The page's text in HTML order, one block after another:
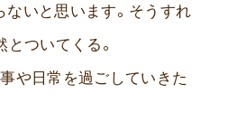
いと思います。そうすれ
とついてくる。
や日常を過ごしていきた